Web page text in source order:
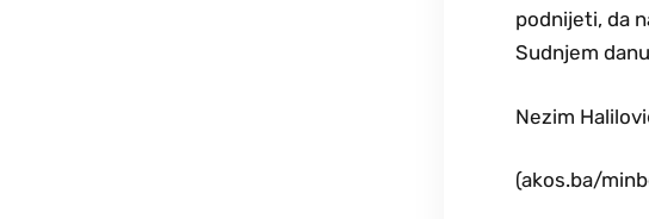
podnijeti, da
Sudnjem
Nezim
(akos.ba/